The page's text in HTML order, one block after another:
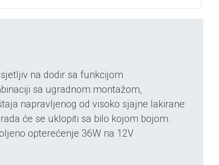
na dodir sa funkcijom
sa ugradnom montažom,
napravljenog od visoko sjajne lakirane
će se uklopiti sa bilo kojom bojom.
opterećenje 36W na 12V